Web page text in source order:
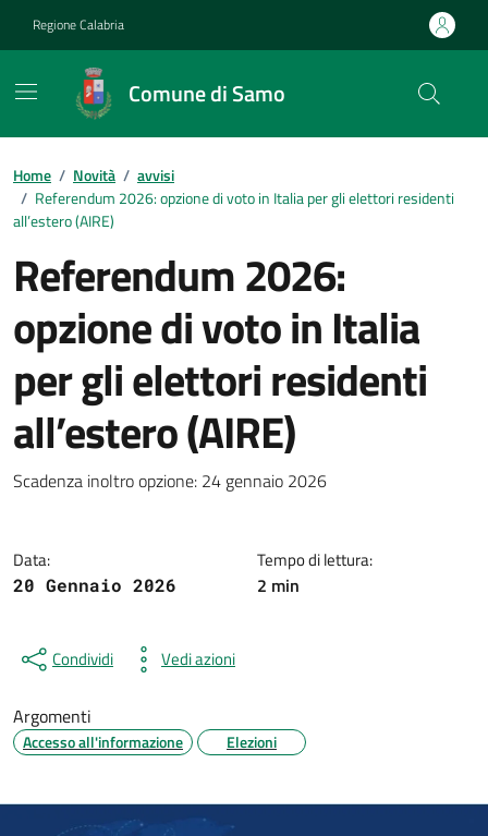
Regione Calabria
Comune di Samo
Home / Novità / avvisi
/ Referendum 2026: opzione di voto in Italia per gli elettori residenti
all’estero (AIRE)
Referendum 2026:
opzione di voto in Italia
per gli elettori residenti
all’estero (AIRE)
Dettagli della notizia
Scadenza inoltro opzione: 24 gennaio 2026
Data:
20 Gennaio 2026
Tempo di lettura:
2 min
Condividi Vedi azioni
Argomenti
Accesso all'informazione Elezioni